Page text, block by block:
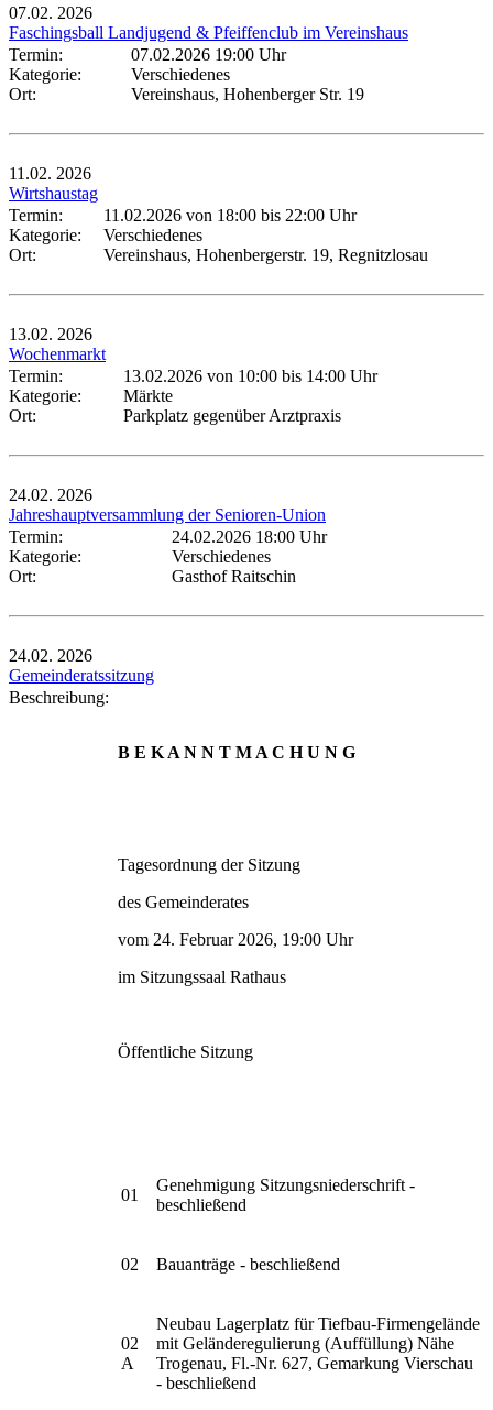
07.02. 2026
Faschingsball Landjugend & Pfeiffenclub im Vereinshaus
Termin:
07.02.2026 19:00 Uhr
Kategorie:
Verschiedenes
Ort:
Vereinshaus, Hohenberger Str. 19
11.02. 2026
Wirtshaustag
Termin:
11.02.2026 von 18:00 bis 22:00 Uhr
Kategorie:
Verschiedenes
Ort:
Vereinshaus, Hohenbergerstr. 19, Regnitzlosau
13.02. 2026
Wochenmarkt
Termin:
13.02.2026 von 10:00 bis 14:00 Uhr
Kategorie:
Märkte
Ort:
Parkplatz gegenüber Arztpraxis
24.02. 2026
Jahreshauptversammlung der Senioren-Union
Termin:
24.02.2026 18:00 Uhr
Kategorie:
Verschiedenes
Ort:
Gasthof Raitschin
24.02. 2026
Gemeinderatssitzung
Beschreibung:
B E K A N N T M A C H U N G
Tagesordnung der Sitzung
des Gemeinderates
vom 24. Februar 2026, 19:00 Uhr
im Sitzungssaal Rathaus
Öffentliche Sitzung
01
Genehmigung Sitzungsniederschrift -
beschließend
02 Bauanträge - beschließend
02
A
Neubau Lagerplatz für Tiefbau-Firmengelände
mit Geländeregulierung (Auffüllung) Nähe
Trogenau, Fl.-Nr. 627, Gemarkung Vierschau
- beschließend